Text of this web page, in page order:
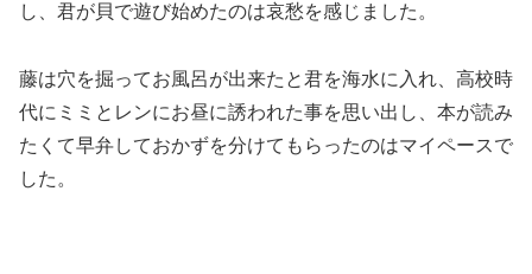
し、君が貝で遊び始めたのは哀愁を感じました。
藤は穴を掘ってお風呂が出来たと君を海水に入れ、高校時
代にミミとレンにお昼に誘われた事を思い出し、本が読み
たくて早弁しておかずを分けてもらったのはマイペースで
した。